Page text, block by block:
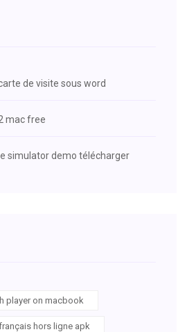
de visite sous word
mac free
simulator demo télécharger
player on macbook
hors ligne apk